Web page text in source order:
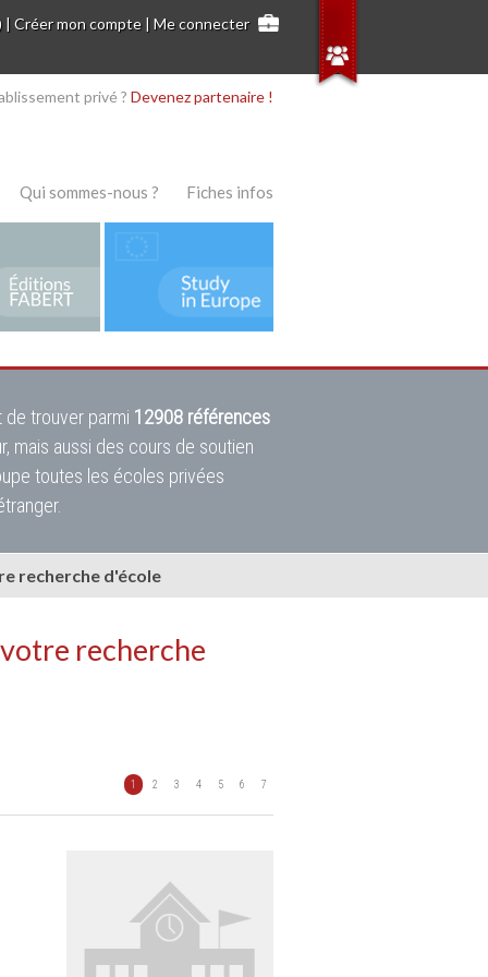
|Créer mon compte |Me connecter
privé ? Devenez partenaire !
Qui sommes-nous ? Fiches infos
trouver parmi 12908 références
mais aussi des cours de soutien
toutes les écoles privées
recherche d'école
recherche
1 2 3 4 5 6 7